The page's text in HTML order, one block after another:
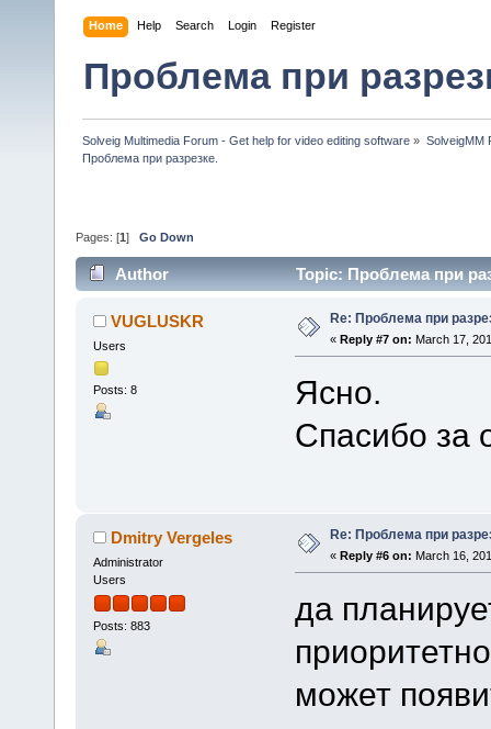
Home Help Search Login Register
Проблема при
Solveig Multimedia Forum - Get help for video editing software » SolveigMM
Проблема при разрезке.
Pages: [1 ] Go Down
Author Topic: Проблема при
VUGLUSKR
Users
Posts: 8
Re: Проблема при
« Reply #7 on: March 17,
Ясно.
Спасибо за
Dmitry Vergeles
Administrator
Users
Posts: 883
Re: Проблема при
« Reply #6 on: March 16,
да
может